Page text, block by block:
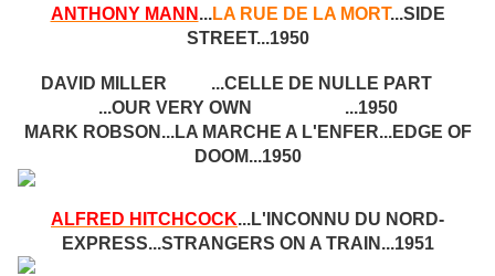
ANTHONY MANN ...LA RUE DE LA MORT...SIDE
STREET...1950
DAVID MILLER ...CELLE DE NULLE PART
...OUR VERY OWN ...1950
MARK ROBSON...LA MARCHE A L'ENFER...EDGE OF
DOOM...1950
ALFRED HITCHCOCK...L'INCONNU DU NORD-
EXPRESS...STRANGERS ON A TRAIN...1951